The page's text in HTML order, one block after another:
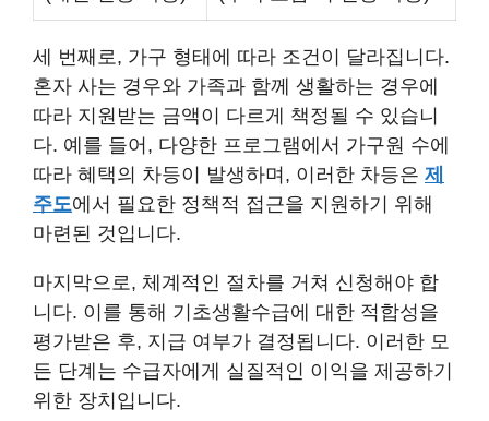
세 번째로, 가구 형태에 따라 조건이 달라집니다.
혼자 사는 경우와 가족과 함께 생활하는 경우에
따라 지원받는 금액이 다르게 책정될 수 있습니
다. 예를 들어, 다양한 프로그램에서 가구원 수에
따라 혜택의 차등이 발생하며, 이러한 차등은 제
주도에서 필요한 정책적 접근을 지원하기 위해
마련된 것입니다.
마지막으로, 체계적인 절차를 거쳐 신청해야 합
니다. 이를 통해 기초생활수급에 대한 적합성을
평가받은 후, 지급 여부가 결정됩니다. 이러한 모
든 단계는 수급자에게 실질적인 이익을 제공하기
위한 장치입니다.